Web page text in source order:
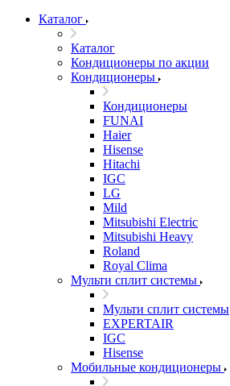
Каталог
Каталог
Кондиционеры по акции
Кондиционеры
Кондиционеры
FUNAI
Haier
Hisense
Hitachi
IGC
LG
Mild
Mitsubishi Electric
Mitsubishi Heavy
Roland
Royal Clima
Мульти сплит системы
Мульти сплит системы
EXPERTAIR
IGC
Hisense
Мобильные кондиционеры